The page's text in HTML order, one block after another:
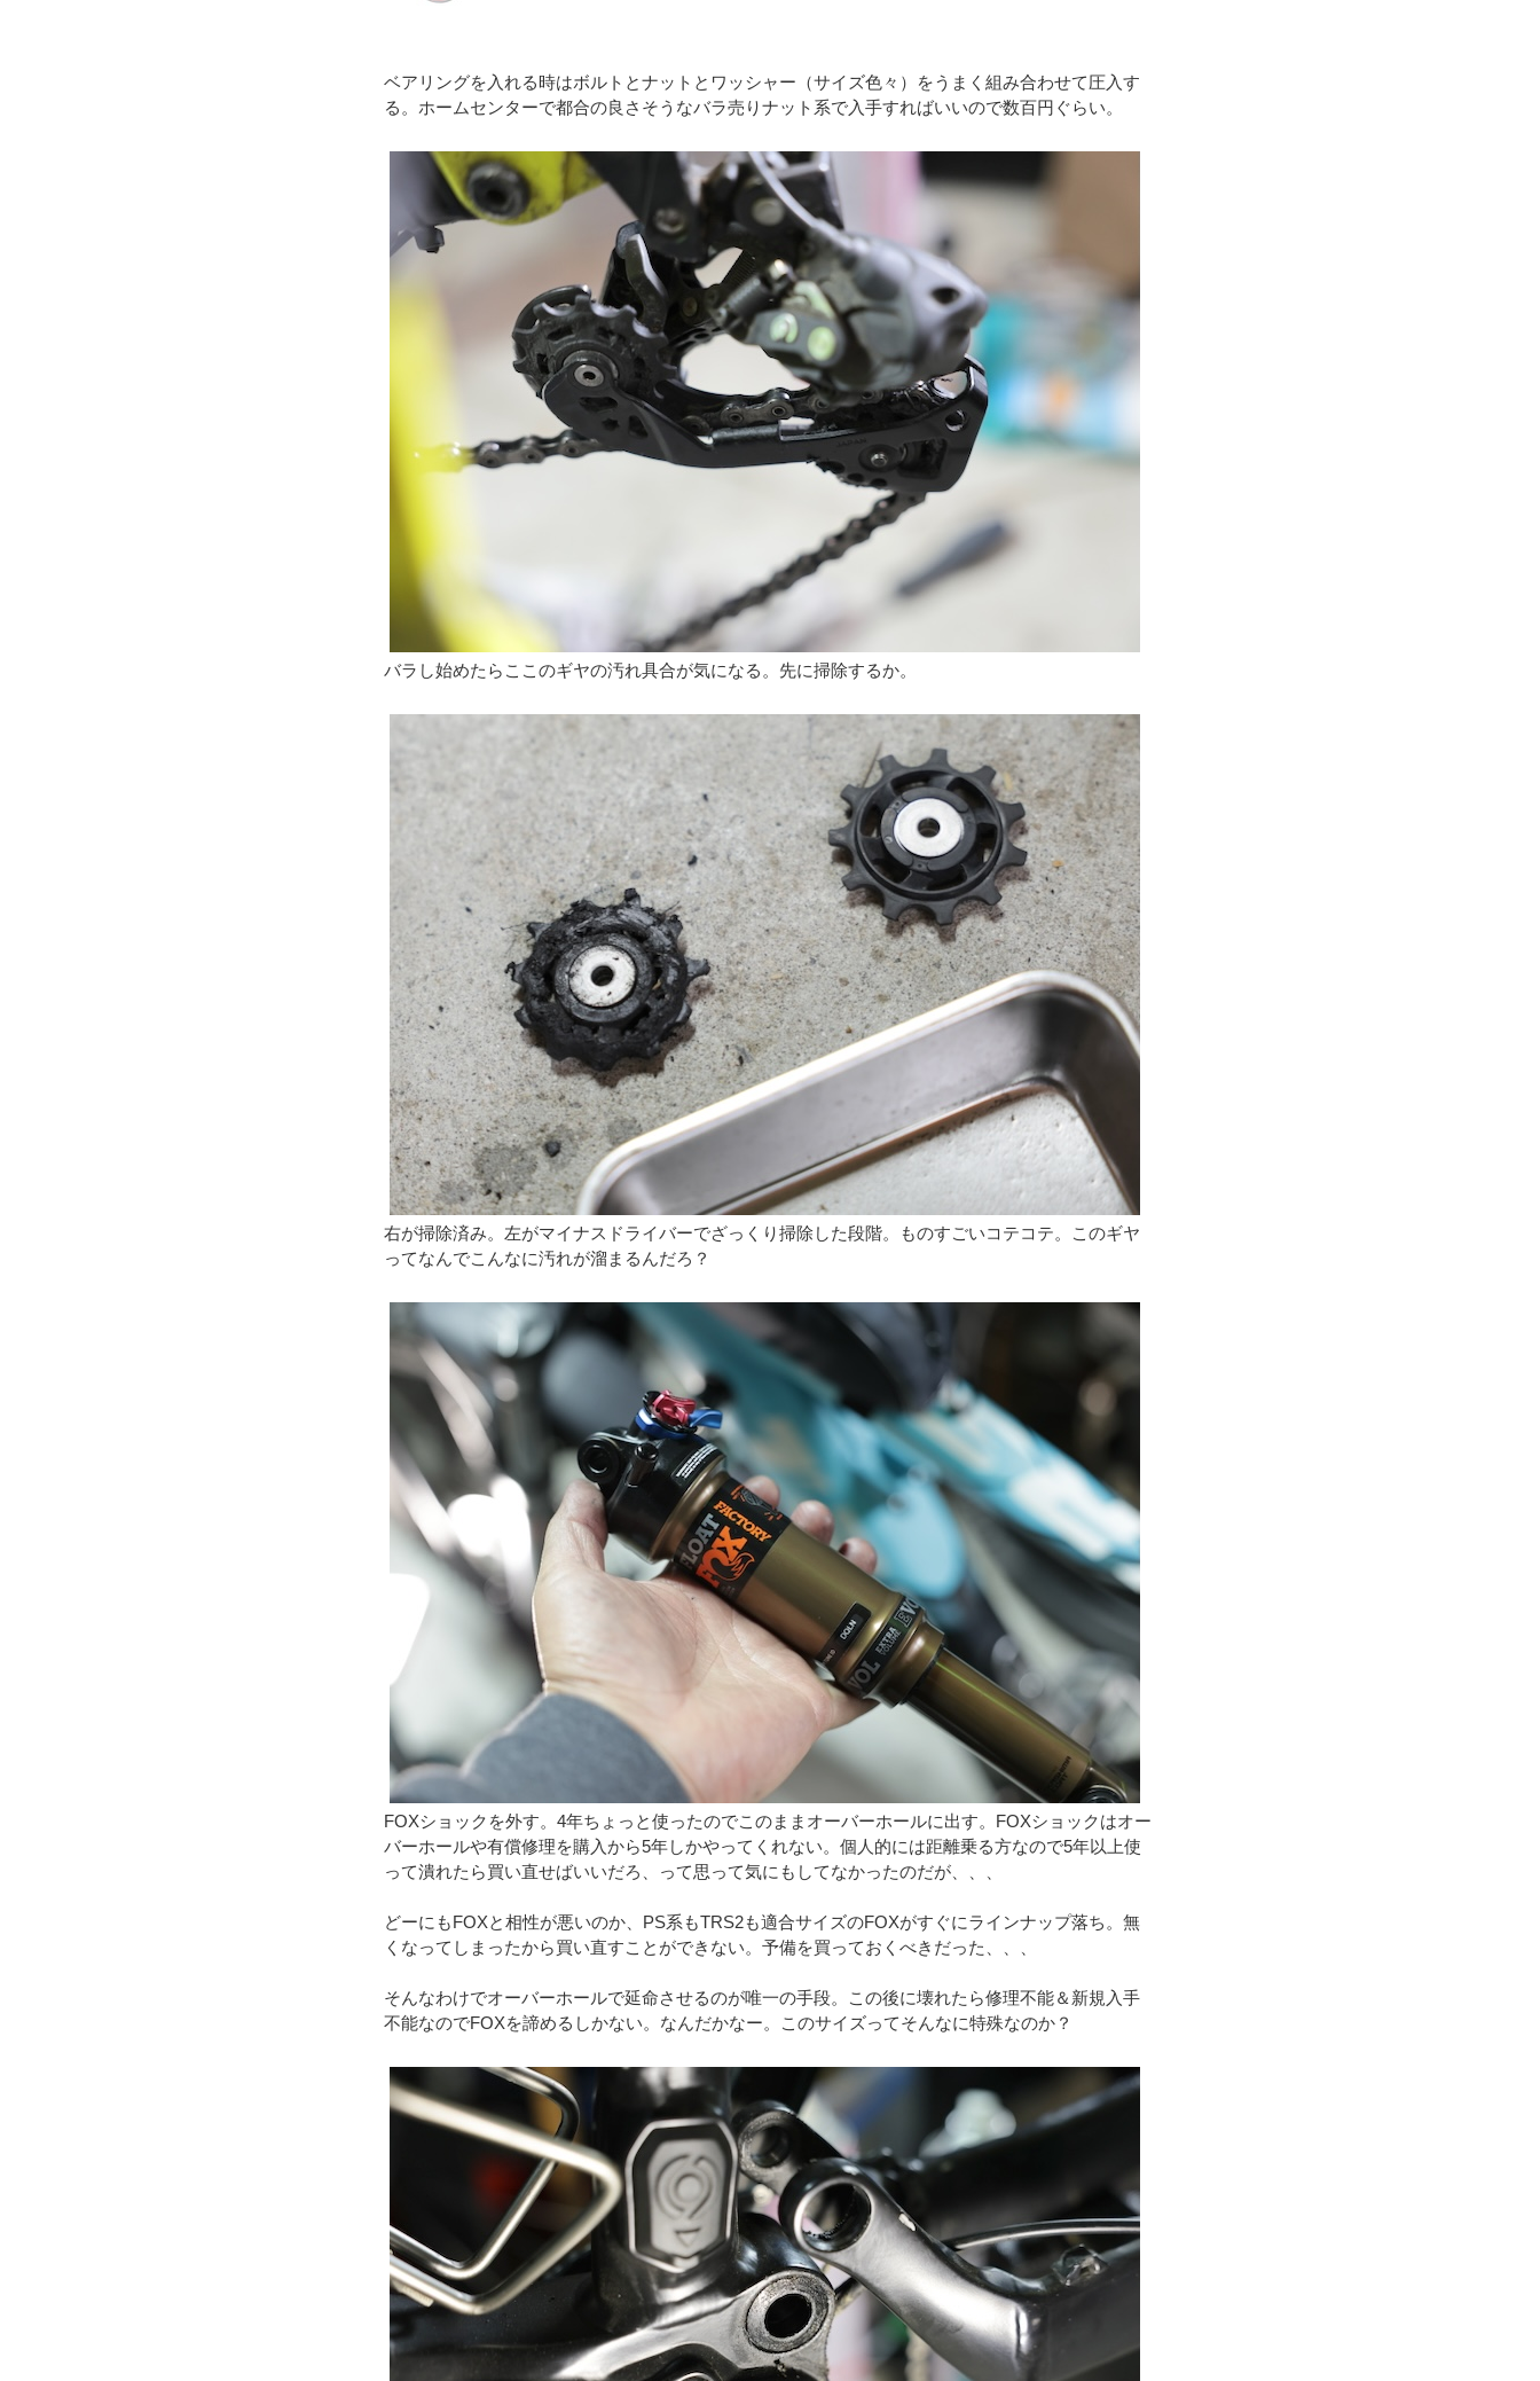
ベアリングを入れる時はボルトとナットとワッシャー（サイズ色々）をうまく組み合わせて圧入す
る。ホームセンターで都合の良さそうなバラ売りナット系で入手すればいいので数百円ぐらい。
バラし始めたらここのギヤの汚れ具合が気になる。先に掃除するか。
右が掃除済み。左がマイナスドライバーでざっくり掃除した段階。ものすごいコテコテ。このギヤ
ってなんでこんなに汚れが溜まるんだろ？
FOXショックを外す。4年ちょっと使ったのでこのままオーバーホールに出す。FOXショックはオー
バーホールや有償修理を購入から5年しかやってくれない。個人的には距離乗る方なので5年以上使
って潰れたら買い直せばいいだろ、って思って気にもしてなかったのだが、、、
どーにもFOXと相性が悪いのか、PS系もTRS2も適合サイズのFOXがすぐにラインナップ落ち。無
くなってしまったから買い直すことができない。予備を買っておくべきだった、、、
そんなわけでオーバーホールで延命させるのが唯一の手段。この後に壊れたら修理不能＆新規入手
不能なのでFOXを諦めるしかない。なんだかなー。このサイズってそんなに特殊なのか？